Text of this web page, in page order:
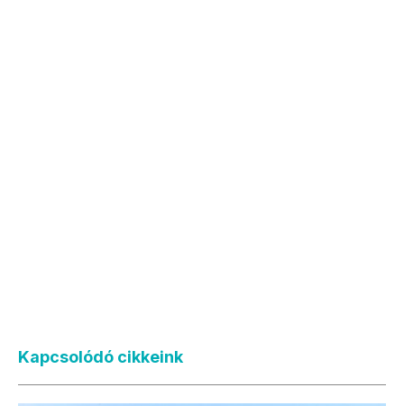
Kapcsolódó cikkeink